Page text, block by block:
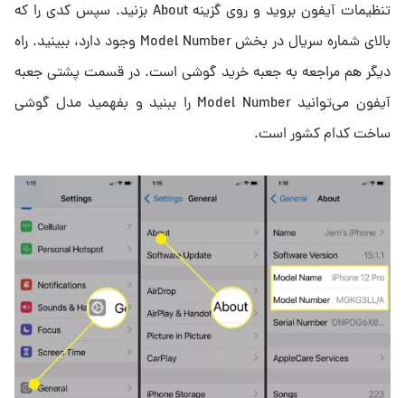
تنظیمات آیفون بروید و روی گزینه About بزنید. سپس کدی را که
بالای شماره سریال در بخش Model Number وجود دارد، ببینید. راه
دیگر هم مراجعه به جعبه خرید گوشی است. در قسمت پشتی جعبه
آیفون می‌توانید Model Number را ببنید و بفهمید مدل گوشی
ساخت کدام کشور است.